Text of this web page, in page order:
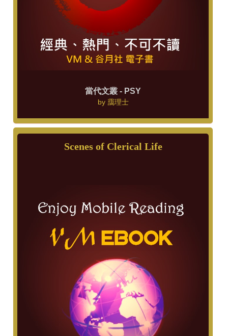
當代文叢 - PSY
by 靄理士
Scenes of Clerical Life